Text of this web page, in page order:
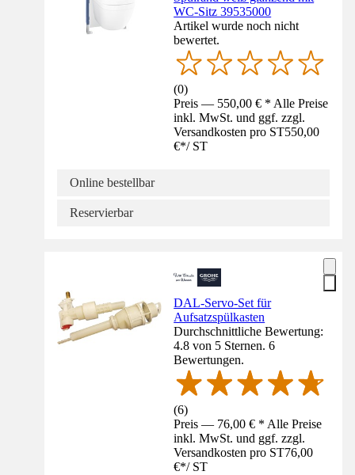
WC-Sitz 39535000
Artikel wurde noch nicht
bewertet.
(0)
Preis — 550,00 € * Alle Preise
inkl. MwSt. und ggf. zzgl.
Versandkosten pro ST550,00
€*/ ST
Online bestellbar
Reservierbar
DAL-Servo-Set für
Aufsatzspülkasten
Durchschnittliche Bewertung:
4.8 von 5 Sternen. 6
Bewertungen.
(6)
Preis — 76,00 € * Alle Preise
inkl. MwSt. und ggf. zzgl.
Versandkosten pro ST76,00
€*/ ST